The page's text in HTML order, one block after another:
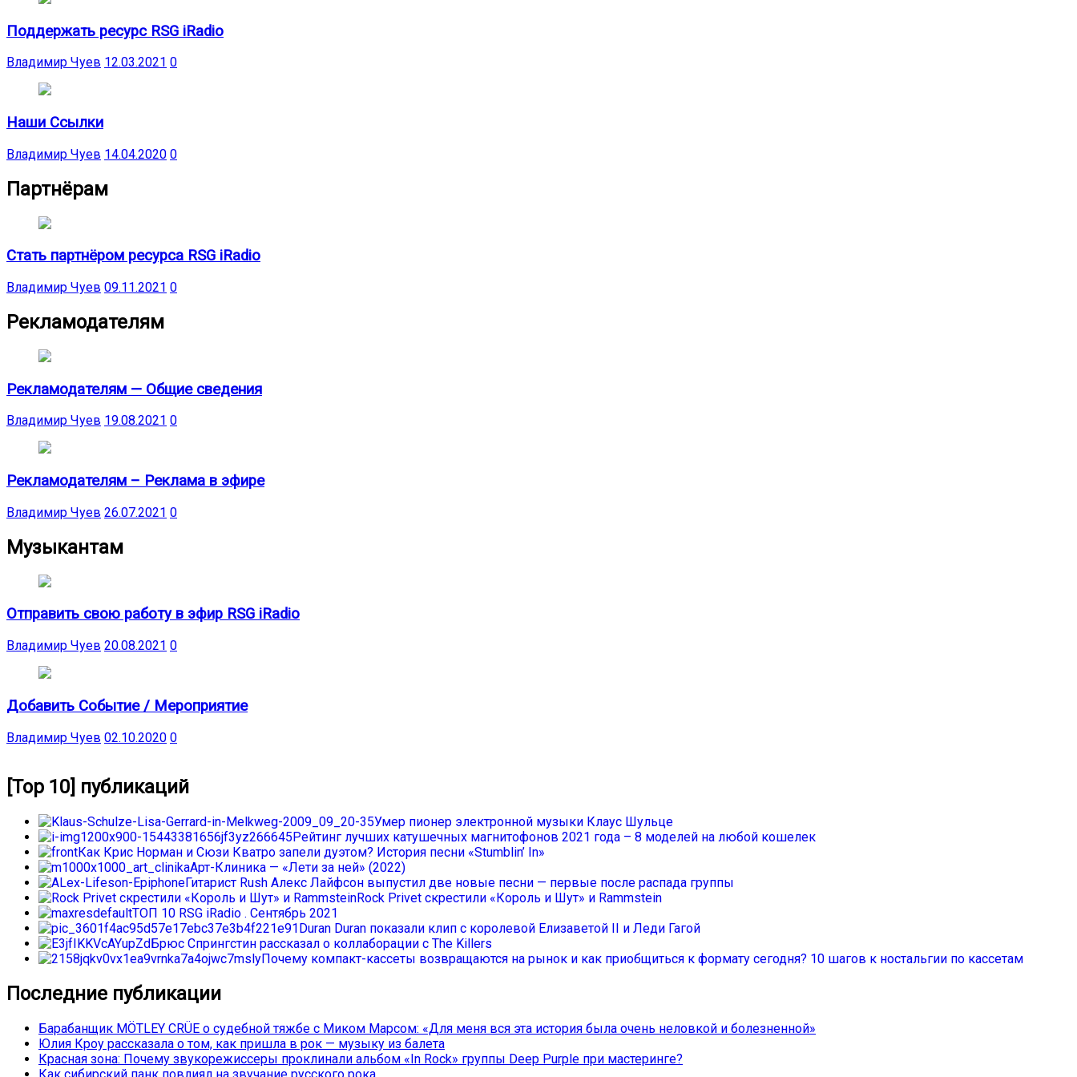
Поддержать ресурс RSG iRadio
Владимир Чуев 12.03.2021 0
Наши Ссылки
Владимир Чуев 14.04.2020 0
Партнёрам
Стать партнёром ресурса RSG iRadio
Владимир Чуев 09.11.2021 0
Рекламодателям
Рекламодателям — Общие сведения
Владимир Чуев 19.08.2021 0
Рекламодателям – Реклама в эфире
Владимир Чуев 26.07.2021 0
Музыкантам
Отправить свою работу в эфир RSG iRadio
Владимир Чуев 20.08.2021 0
Добавить Событие / Мероприятие
Владимир Чуев 02.10.2020 0
[Top 10] публикаций
Умер пионер электронной музыки Клаус Шульце
Рейтинг лучших катушечных магнитофонов 2021 года – 8 моделей на любой кошелек
Как Крис Норман и Сюзи Кватро запели дуэтом? История песни «Stumblin’ In»
Арт-Клиника — «Лети за ней» (2022)
Гитарист Rush Алекс Лайфсон выпустил две новые песни — первые после распада группы
Rock Privet скрестили «Король и Шут» и Rammstein
ТОП 10 RSG iRadio . Сентябрь 2021
Duran Duran показали клип с королевой Елизаветой II и Леди Гагой
Брюс Спрингстин рассказал о коллаборации с The Killers
Почему компакт-кассеты возвращаются на рынок и как приобщиться к формату сегодня? 10 шагов к ностальгии по кассетам
Последние публикации
Барабанщик MÖTLEY CRÜE о судебной тяжбе с Миком Марсом: «Для меня вся эта история была очень неловкой и болезненной»
Юлия Кроу рассказала о том, как пришла в рок — музыку из балета
Красная зона: Почему звукорежиссеры проклинали альбом «In Rock» группы Deep Purple при мастеринге?